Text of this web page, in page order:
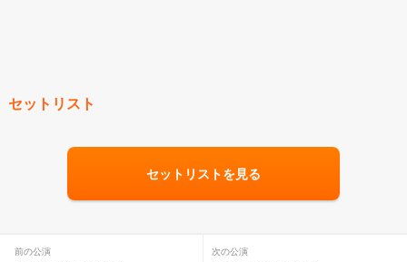
セットリスト
セットリストを見る
前の公演 次の公演